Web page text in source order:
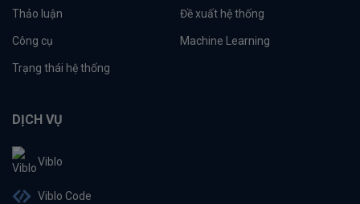
Thảo luận Đề xuất hệ thống
Công cụ Machine Learning
Trạng thái hệ thống
DỊCH VỤ
Viblo
Viblo Code